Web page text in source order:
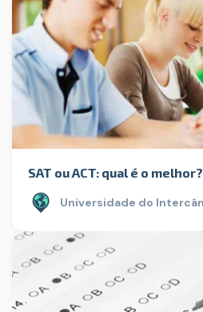
SAT ou ACT: qual é o melhor?
Universidade do